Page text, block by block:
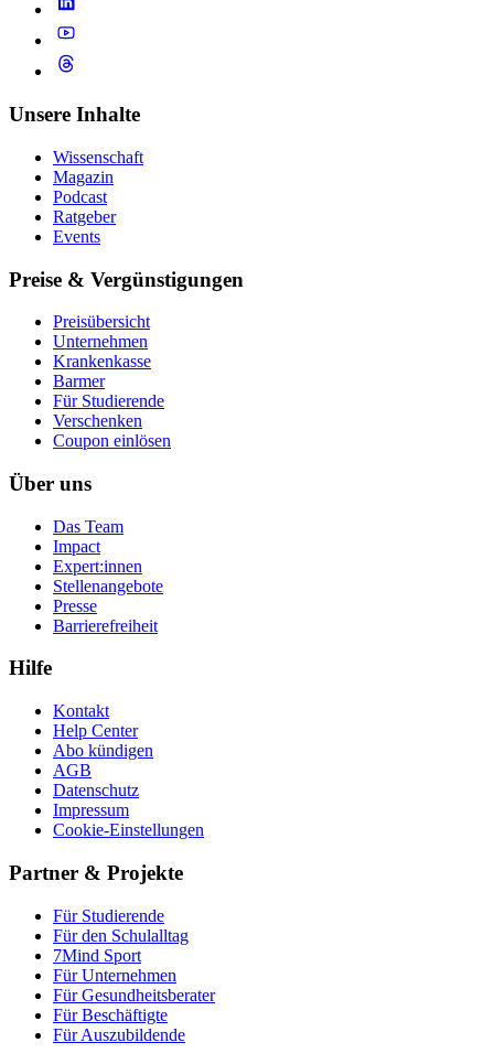
Unsere Inhalte
Wissenschaft
Magazin
Podcast
Ratgeber
Events
Preise & Vergünstigungen
Preisübersicht
Unternehmen
Krankenkasse
Barmer
Für Studierende
Ver­schen­ken
Coupon einlösen
Über uns
Das Team
Impact
Expert:innen
Stellenangebote
Presse
Barrierefreiheit
Hilfe
Kontakt
Help Center
Abo kündigen
AGB
Datenschutz
Impressum
Cookie-Einstellungen
Partner & Projekte
Für Stu­die­rende
Für den Schulalltag
7Mind Sport
Für Unter­neh­men
Für Gesund­heits­be­ra­ter
Für Beschäftigte
Für Auszubildende